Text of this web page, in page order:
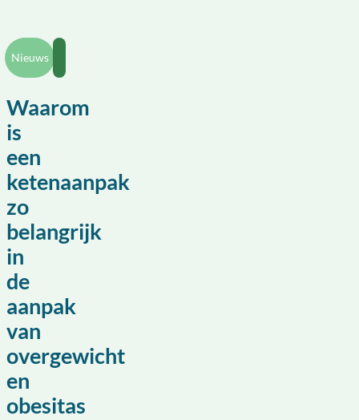
Nieuws
Waarom
is
een
ketenaanpak
zo
belangrijk
in
de
aanpak
van
overgewicht
en
obesitas